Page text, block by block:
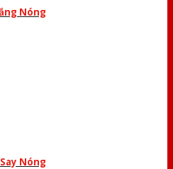
Nóng
Nóng